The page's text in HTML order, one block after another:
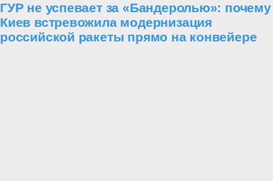
ГУР не успевает за «Бандеролью»: почему
Киев встревожила модернизация
российской ракеты прямо на конвейере